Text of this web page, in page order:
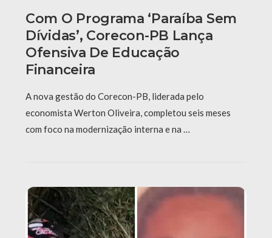
Com O Programa ‘Paraíba Sem
Dívidas’, Corecon-PB Lança
Ofensiva De Educação
Financeira
A nova gestão do Corecon-PB, liderada pelo
economista Werton Oliveira, completou seis meses
com foco na modernização interna e na …